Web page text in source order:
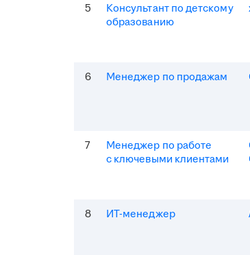
5
Консультант по детскому
образованию
6 Менеджер по продажам
7
Менеджер по работе
с ключевыми клиентами
8 ИТ-менеджер